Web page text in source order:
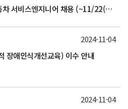
[현대자동차] 2025 현대자동차 서비스엔지니어 채용 (~11/22(금) 17시까지)
장애인식개선교육) 이수 안내
2024-11-04
2024-11-04